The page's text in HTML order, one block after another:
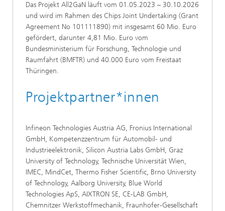
Das Projekt All2GaN läuft vom 01.05.2023 – 30.10.2026
und wird im Rahmen des Chips Joint Undertaking (Grant
Agreement No 101111890) mit insgesamt 60 Mio. Euro
gefördert, darunter 4,81 Mio. Euro vom
Bundesministerium für Forschung, Technologie und
Raumfahrt (BMFTR) und 40.000 Euro vom Freistaat
Thüringen.
Projektpartner*innen
Infineon Technologies Austria AG, Fronius International
GmbH, Kompetenzzentrum für Automobil- und
Industrieelektronik, Silicon Austria Labs GmbH, Graz
University of Technology, Technische Universität Wien,
IMEC, MindCet, Thermo Fisher Scientific, Brno University
of Technology, Aalborg University, Blue World
Technologies ApS, AIXTRON SE, CE-LAB GmbH,
Chemnitzer Werkstoffmechanik, Fraunhofer-Gesellschaft